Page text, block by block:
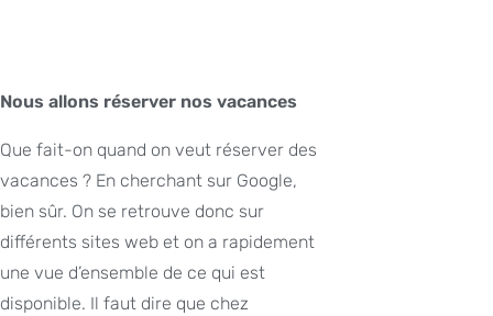
Nous allons réserver nos vacances
Que fait-on quand on veut réserver des
vacances ? En cherchant sur Google,
bien sûr. On se retrouve donc sur
différents sites web et on a rapidement
une vue d’ensemble de ce qui est
disponible. Il faut dire que chez